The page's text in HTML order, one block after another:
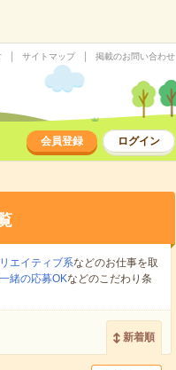
サイトマップ 掲載のお問い合わせ
会員登録 ログイン
エイティブ系などのお仕事を取
緒の応募OKなどのこだわり条
新着順